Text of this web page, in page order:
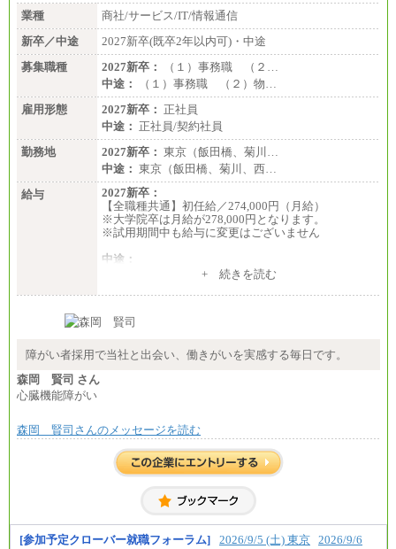
・520万円/32歳・月給29万円
年収例は賞与含む、残業代・家族手当含まず
※キャリアや能力等を考慮の上、当社規定により確
定します
※残業手当：別途支給
※固定給に固定残業代含まず
※試用期間中も給与に変更なし
業種
商社/サービス/IT/情報通信
新卒／中途
2027新卒(既卒2年以内可)・中途
募集職種
2027新卒：
（１）事務職 （２…
中途：
（１）事務職 （２）物…
雇用形態
2027新卒： 正社員
中途： 正社員/契約社員
勤務地
2027新卒： 東京（飯田橋、菊川…
中途： 東京（飯田橋、菊川、西…
給与
2027新卒：
【全職種共通】初任給／274,000円（月給）
※大学院卒は月給が278,000円となります。
※試用期間中も給与に変更はございません
中途：
（１）～（４）274,000円（月給）～
※経験・年齢などを考慮のうえ、当社規程により優
※業務内容・勤務形態に応じて、上記給与の範囲内
※試用期間中も給与に変更はございません
+ 続きを読む
障がい者採用で当社と出会い、働きがいを実感する毎日です。
森岡 賢司 さん
心臓機能障がい
森岡 賢司さんのメッセージを読む
[参加予定クローバー就職フォーラム] 2026/9/5 (土) 東京 2026/9/6